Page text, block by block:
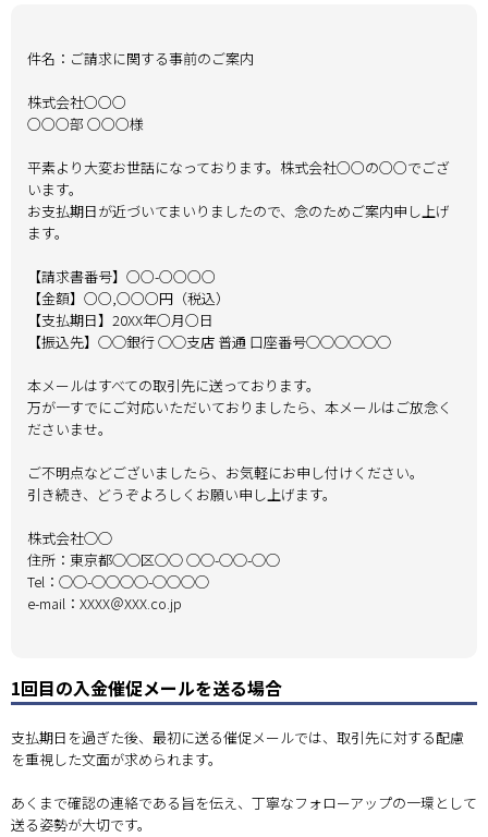
件名：ご請求に関する事前のご案内
株式会社○○○
○○○部 ○○○様
平素より大変お世話になっております。株式会社○○の○○でござ
います。
お支払期日が近づいてまいりましたので、念のためご案内申し上げ
ます。
【請求書番号】○○-○○○○
【金額】○○,○○○円（税込）
【支払期日】20XX年○月○日
【振込先】◯◯銀行 ◯◯支店 普通 口座番号◯◯◯◯◯◯
本メールはすべての取引先に送っております。
万が一すでにご対応いただいておりましたら、本メールはご放念く
ださいませ。
ご不明点などございましたら、お気軽にお申し付けください。
引き続き、どうぞよろしくお願い申し上げます。
株式会社◯◯
住所：東京都◯◯区◯◯ ◯◯-◯◯-◯◯
Tel：◯◯-◯◯◯◯-◯◯◯◯
e-mail：XXXX＠XXX.co.jp
1回目の入金催促メールを送る場合
支払期日を過ぎた後、最初に送る催促メールでは、取引先に対する配慮
を重視した文面が求められます。
あくまで確認の連絡である旨を伝え、丁寧なフォローアップの一環として
送る姿勢が大切です。